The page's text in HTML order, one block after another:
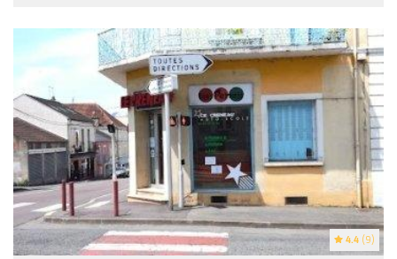
4.4 (9)